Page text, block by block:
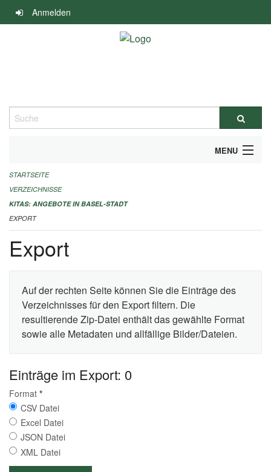
Navigation
überspringen
Anmelden
Suche
MENU
ALLGEMEINE INFORMATIONEN
IMPRESSUM
STARTSEITE
VERZEICHNISSE
KITAS: ANGEBOTE IN BASEL-STADT
EXPORT
Export
Auf der rechten Seite können Sie die Einträge des
Verzeichnisses für den Export filtern. Die
resultierende Zip-Datei enthält das gewählte Format
sowie alle Metadaten und allfällige Bilder/Dateien.
Einträge im Export: 0
Format *
CSV Datei
Excel Datei
JSON Datei
XML Datei